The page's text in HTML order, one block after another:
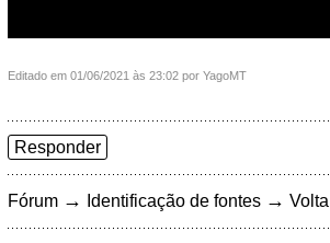
Editado em 01/06/2021 às 23:02 por YagoMT
Responder
Fórum → Identificação de fontes →